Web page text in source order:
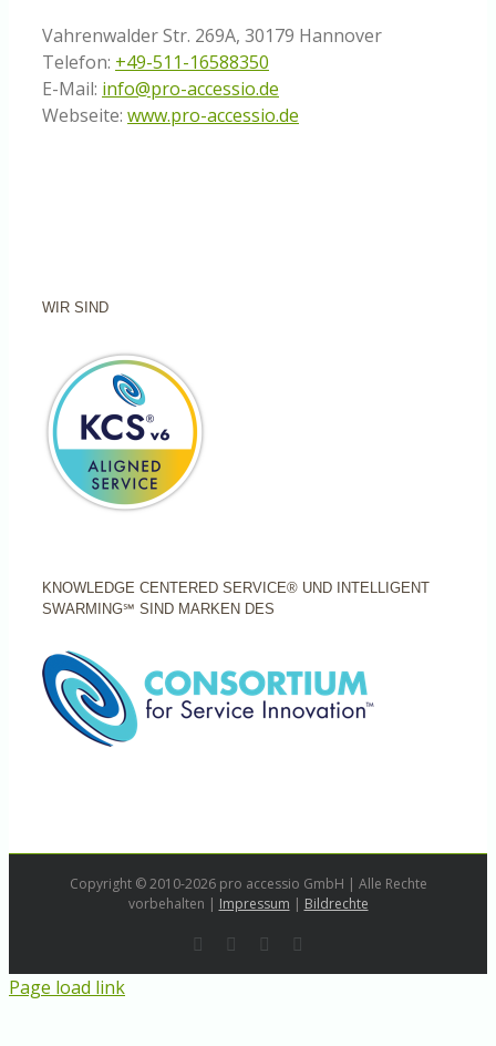
Vahrenwalder Str. 269A, 30179 Hannover
Telefon: +49-511-16588350
E-Mail: info@pro-accessio.de
Webseite: www.pro-accessio.de
WIR SIND
KNOWLEDGE CENTERED SERVICE® UND INTELLIGENT
SWARMING℠ SIND MARKEN DES
Copyright © 2010-2026 pro accessio GmbH | Alle Rechte
vorbehalten | Impressum | Bildrechte
LinkedInInstagram
Page load link